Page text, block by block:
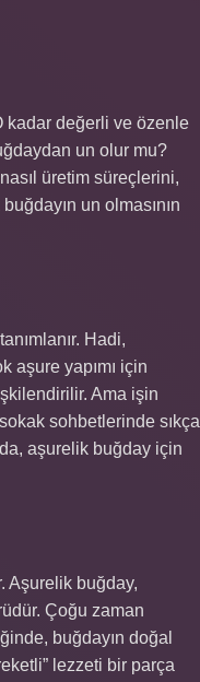
kadar değerli ve özenle
un olur mu?
üretim süreçlerini,
un olmasının
Hadi,
aşure yapımı için
Ama işin
sohbetlerinde sıkça
aşurelik buğday için
Aşurelik buğday,
Çoğu zaman
buğdayın doğal
lezzeti bir parça